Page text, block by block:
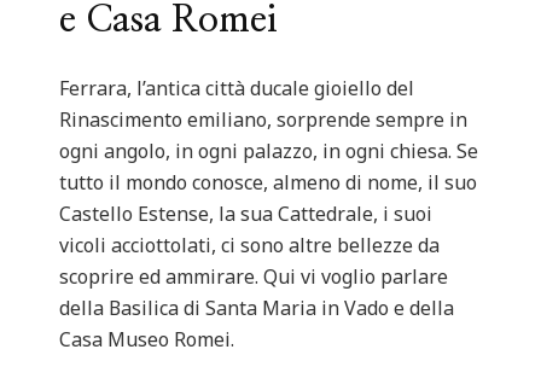
e Casa Romei
Ferrara, l’antica città ducale gioiello del
Rinascimento emiliano, sorprende sempre in
ogni angolo, in ogni palazzo, in ogni chiesa. Se
tutto il mondo conosce, almeno di nome, il suo
Castello Estense, la sua Cattedrale, i suoi
vicoli acciottolati, ci sono altre bellezze da
scoprire ed ammirare. Qui vi voglio parlare
della Basilica di Santa Maria in Vado e della
Casa Museo Romei.